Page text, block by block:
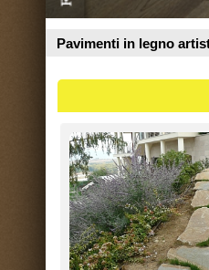
In un giardino l'area pavimentata
delinea e condiziona la
degli altri elementi che ...
gorietti srl - La Pietra di Pianello